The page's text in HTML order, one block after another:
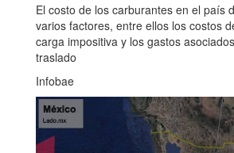
El costo de los carburantes en el país
varios factores, entre ellos los costos
carga impositiva y los gastos
traslado
Infobae